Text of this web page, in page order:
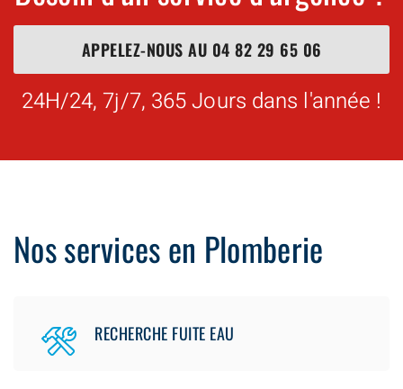
APPELEZ-NOUS AU 04 82 29 65 06
24H/24, 7j/7, 365 Jours dans l'année !
Nos services en Plomberie
RECHERCHE FUITE EAU